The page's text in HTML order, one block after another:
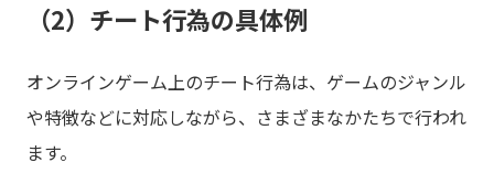
（2）チート行為の具体例
オンラインゲーム上のチート行為は、ゲームのジャンル
や特徴などに対応しながら、さまざまなかたちで行われ
ます。